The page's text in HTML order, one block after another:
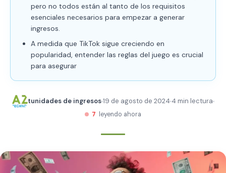
pero no todos están al tanto de los requisitos
esenciales necesarios para empezar a generar
ingresos.
A medida que TikTok sigue creciendo en
popularidad, entender las reglas del juego es crucial
para asegurar
tunidades de ingresos19 de agosto de 2024 4 min lectura
7
leyendo ahora